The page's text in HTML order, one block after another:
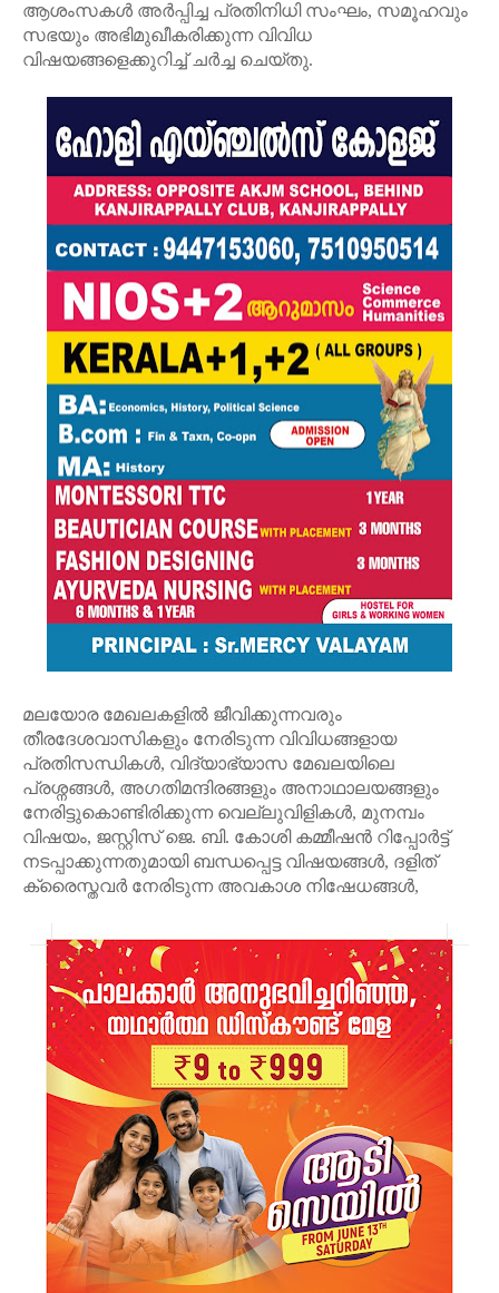
ആശംസകൾ അർപ്പിച്ച പ്രതിനിധി സംഘം, സമൂഹവും
സഭയും അഭിമുഖീകരിക്കുന്ന വിവിധ
വിഷയങ്ങളെക്കുറിച്ച് ചർച്ച ചെയ്തു.
മലയോര മേഖലകളിൽ ജീവിക്കുന്നവരും
തീരദേശവാസികളും നേരിടുന്ന വിവിധങ്ങളായ
പ്രതിസന്ധികൾ, വിദ്യാഭ്യാസ മേഖലയിലെ
പ്രശ്നങ്ങൾ, അഗതിമന്ദിരങ്ങളും അനാഥാലയങ്ങളും
നേരിട്ടുകൊണ്ടിരിക്കുന്ന വെല്ലുവിളികൾ, മുനമ്പം
വിഷയം, ജസ്റ്റിസ് ജെ. ബി. കോശി കമ്മീഷൻ റിപ്പോർട്ട്
നടപ്പാക്കുന്നതുമായി ബന്ധപ്പെട്ട വിഷയങ്ങൾ, ദളിത്
ക്രൈസ്തവർ നേരിടുന്ന അവകാശ നിഷേധങ്ങൾ,